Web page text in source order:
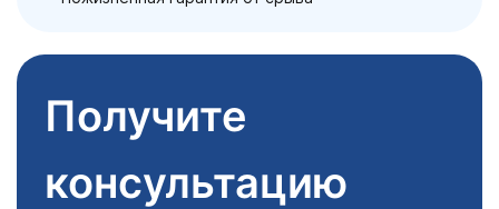
Получите
консультацию